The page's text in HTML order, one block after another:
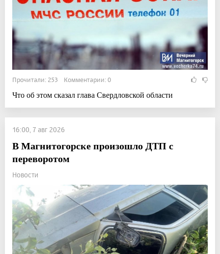
Прочитали: 253 Комментарии: 0
Что об этом сказал глава Свердловской области
16:00, 7 авг 2026
В Магнитогорске произошло ДТП с
переворотом
Новости